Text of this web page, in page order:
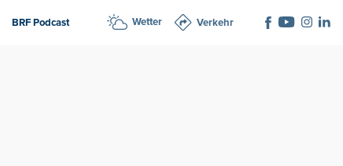
BRF Podcast Wetter Verkehr